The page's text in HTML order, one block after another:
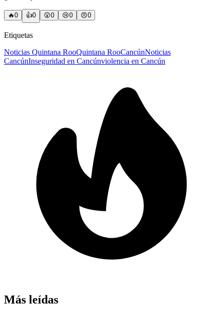
🔥0 👍0 😲0 😢0 😠0
Etiquetas
Noticias Quintana RooQuintana RooCancúnNoticias
CancúnInseguridad en Cancúnviolencia en Cancún
Más leídas